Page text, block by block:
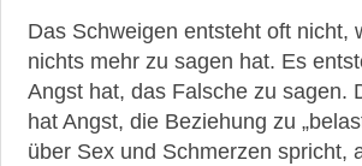
Das Schweigen entsteht oft nicht,
nichts mehr zu sagen hat. Es
Angst hat, das Falsche zu sagen.
hat Angst, die Beziehung zu
über Sex und Schmerzen spricht,